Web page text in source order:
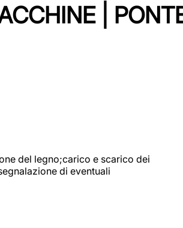
|
del legno;carico e scarico dei
di eventuali